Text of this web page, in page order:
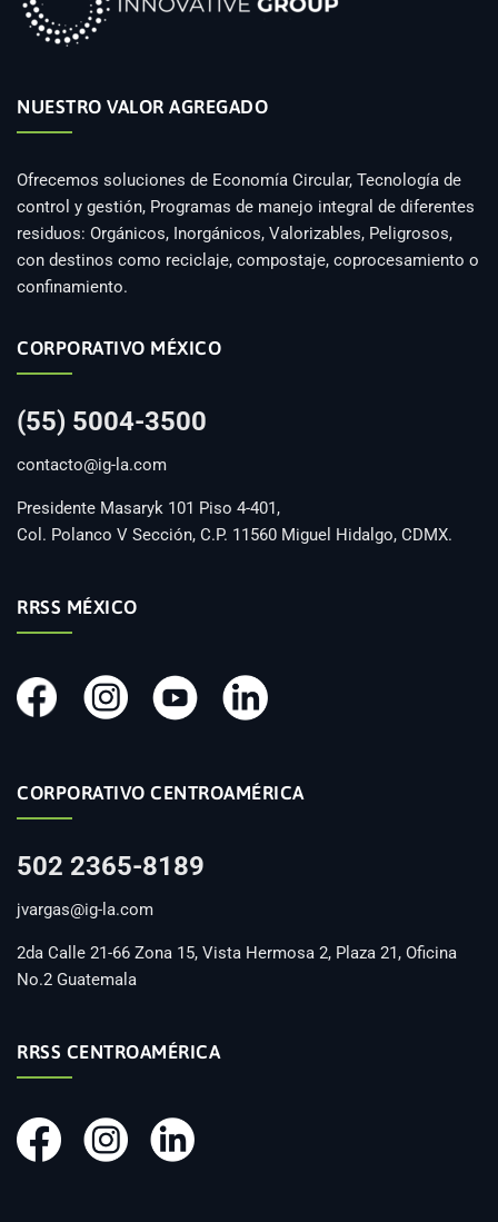
NUESTRO VALOR AGREGADO
Ofrecemos soluciones de Economía Circular, Tecnología de
control y gestión, Programas de manejo integral de diferentes
residuos: Orgánicos, Inorgánicos, Valorizables, Peligrosos,
con destinos como reciclaje, compostaje, coprocesamiento o
confinamiento.
CORPORATIVO MÉXICO
(55) 5004-3500
contacto@ig-la.com
Presidente Masaryk 101 Piso 4-401,
Col. Polanco V Sección, C.P. 11560 Miguel Hidalgo, CDMX.
RRSS MÉXICO
CORPORATIVO CENTROAMÉRICA
502 2365-8189
jvargas@ig-la.com
2da Calle 21-66 Zona 15, Vista Hermosa 2, Plaza 21, Oficina
No.2 Guatemala
RRSS CENTROAMÉRICA